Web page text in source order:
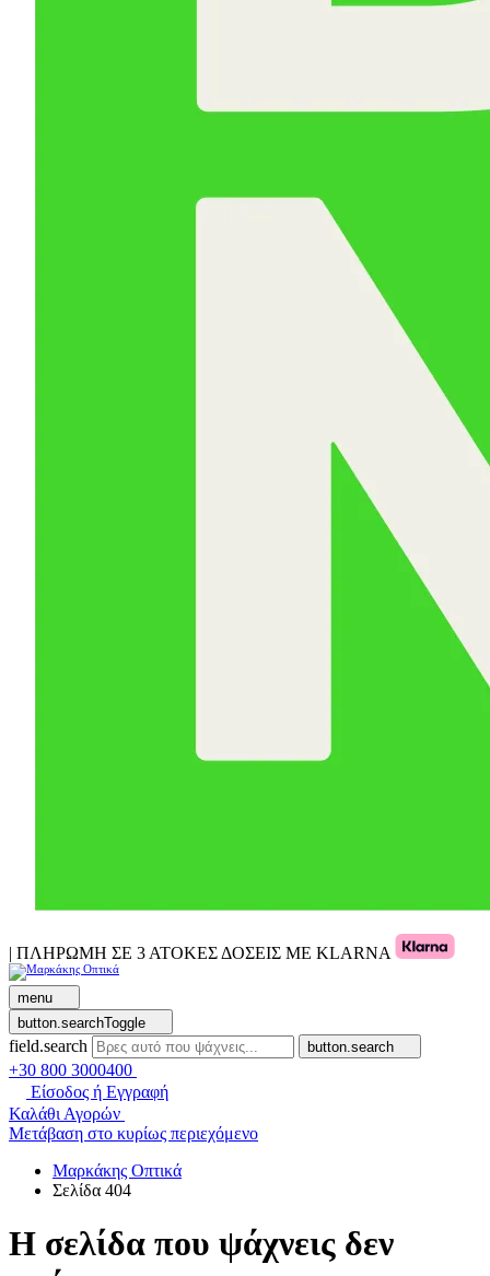
| ΠΛΗΡΩΜΗ ΣΕ 3 ΑΤΟΚΕΣ ΔΟΣΕΙΣ ΜΕ KLARNA
menu
button.searchToggle
field.search button.search
+30 800 3000400
Είσοδος ή Εγγραφή
Καλάθι Αγορών
Μετάβαση στο κυρίως περιεχόμενο
Μαρκάκης Οπτικά
Σελίδα 404
Η σελίδα που ψάχνεις δεν